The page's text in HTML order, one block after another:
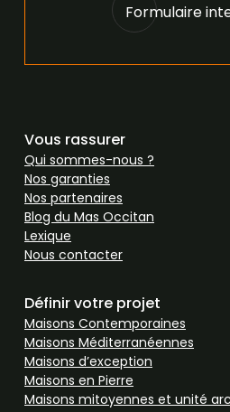
Formulaire
Vous rassurer
Qui sommes-nous ?
Nos garanties
Nos partenaires
Blog du Mas Occitan
Lexique
Nous contacter
Définir votre projet
Maisons Contemporaines
Maisons Méditerranéennes
Maisons d’exception
Maisons en Pierre
Maisons mitoyennes et unité